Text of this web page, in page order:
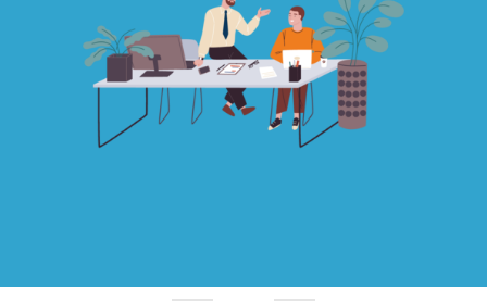
Développement commercial
Entreprise en difficulté